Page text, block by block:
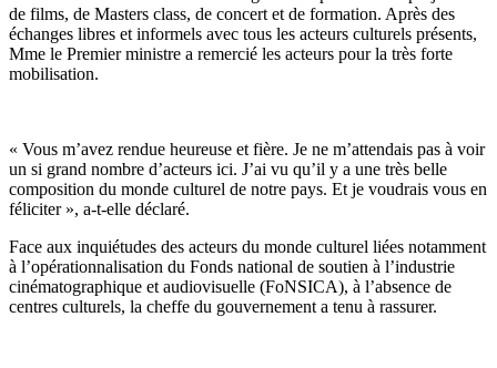
de films, de Masters class, de concert et de formation. Après des
échanges libres et informels avec tous les acteurs culturels présents,
Mme le Premier ministre a remercié les acteurs pour la très forte
mobilisation.
« Vous m’avez rendue heureuse et fière. Je ne m’attendais pas à voir
un si grand nombre d’acteurs ici. J’ai vu qu’il y a une très belle
composition du monde culturel de notre pays. Et je voudrais vous en
féliciter », a-t-elle déclaré.
Face aux inquiétudes des acteurs du monde culturel liées notamment
à l’opérationnalisation du Fonds national de soutien à l’industrie
cinématographique et audiovisuelle (FoNSICA), à l’absence de
centres culturels, la cheffe du gouvernement a tenu à rassurer.